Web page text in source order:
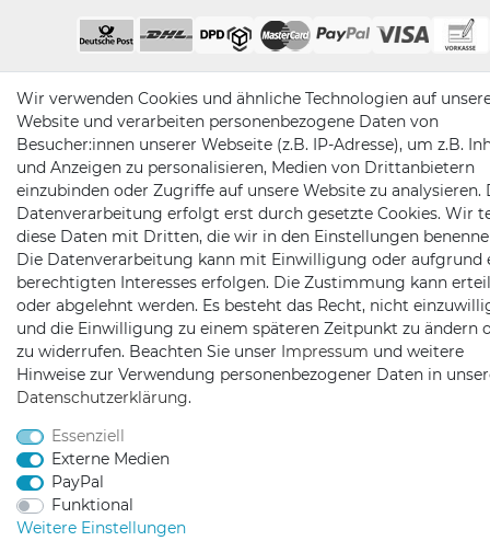
Wir verwenden Cookies und ähnliche Technologien auf
Website und verarbeiten personenbezogene Daten von
Besucher:innen unserer Webseite (z.B. IP-Adresse), um z.B.
und Anzeigen zu personalisieren, Medien von Drittanbietern
einzubinden oder Zugriffe auf unsere Website zu analysieren.
Datenverarbeitung erfolgt erst durch gesetzte Cookies. Wir
diese Daten mit Dritten, die wir in den Einstellungen
Die Datenverarbeitung kann mit Einwilligung oder aufgrund
berechtigten Interesses erfolgen. Die Zustimmung kann
oder abgelehnt werden. Es besteht das Recht, nicht
und die Einwilligung zu einem späteren Zeitpunkt zu ändern
zu widerrufen. Beachten Sie unser Impressum und weitere
Hinweise zur Verwendung personenbezogener Daten in
Daten­schutz­erklärung.
Essenziell
Externe Medien
PayPal
Funktional
Weitere Einstellungen